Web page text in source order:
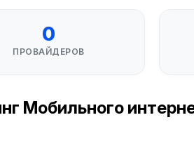
0
ПРОВАЙДЕРОВ
Мобильного